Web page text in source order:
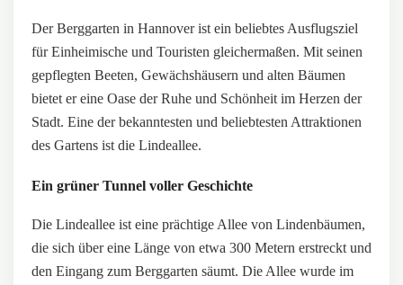
Der Berggarten in Hannover ist ein beliebtes Ausflugsziel
für Einheimische und Touristen gleichermaßen. Mit seinen
gepflegten Beeten, Gewächshäusern und alten Bäumen
bietet er eine Oase der Ruhe und Schönheit im Herzen der
Stadt. Eine der bekanntesten und beliebtesten Attraktionen
des Gartens ist die Lindeallee.
Ein grüner Tunnel voller Geschichte
Die Lindeallee ist eine prächtige Allee von Lindenbäumen,
die sich über eine Länge von etwa 300 Metern erstreckt und
den Eingang zum Berggarten säumt. Die Allee wurde im